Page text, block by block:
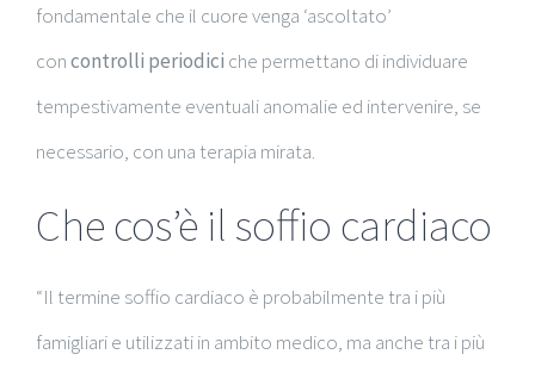
fondamentale che il cuore venga ‘ascoltato’
concontrolli periodici che permettano di individuare
tempestivamente eventuali anomalie ed intervenire, se
necessario, con una terapia mirata.
Che cos’è il soffio cardiaco
“Il termine soffio cardiaco è probabilmente tra i più
famigliari e utilizzati in ambito medico, ma anche tra i più